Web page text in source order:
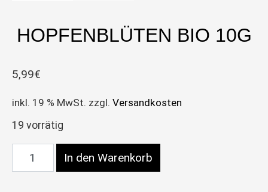
HOPFENBLÜTEN BIO 10G
5,99€
inkl. 19 % MwSt. zzgl. Versandkosten
19 vorrätig
Hopfenblüten BIO 10g Menge
In den Warenkorb